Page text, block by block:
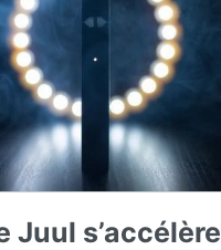
Juul s’accélère